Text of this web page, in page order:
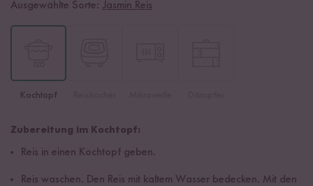
Ausgewählte Sorte: Jasmin Reis
Kochtopf
Zubereitung im Kochtopf:
Reis in einen Kochtopf geben.
Reis waschen. Den Reis mit kaltem Wasser bedecken. Mit den